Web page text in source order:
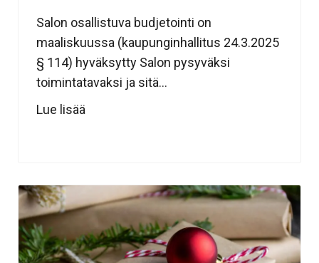
Salon osallistuva budjetointi on
maaliskuussa (kaupunginhallitus 24.3.2025
§ 114) hyväksytty Salon pysyväksi
toimintatavaksi ja sitä...
Lue lisää